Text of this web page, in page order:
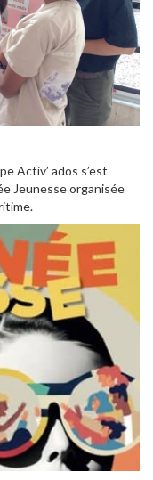
Activ’ ados s’est
Jeunesse organisée